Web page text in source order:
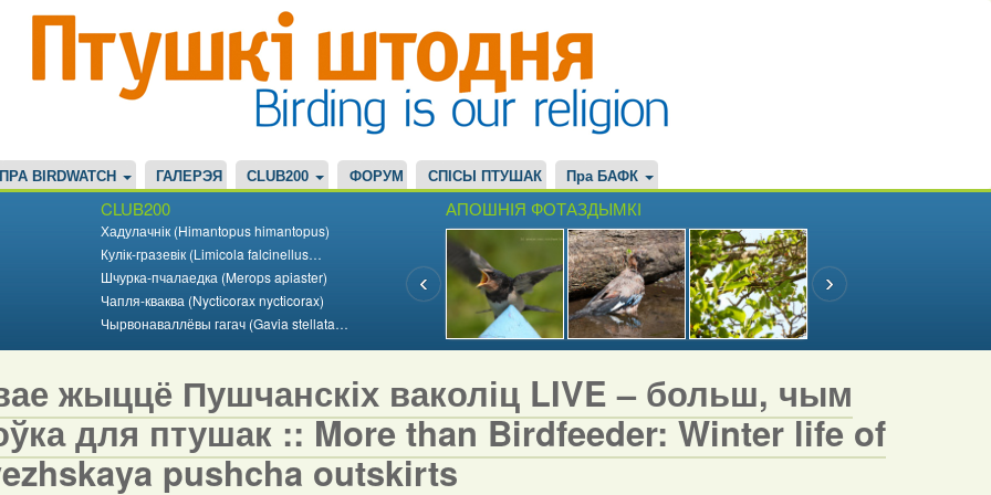
ПРА BIRDWATCH ГАЛЕРЭЯ CLUB200 ФОРУМ СПІСЫ ПТУШАК Пра БАФК
CLUB200
Хадулачнік (Himantopus himantopus)
Кулік-гразевік (Limicola falcinellus…
Шчурка-пчалаедка (Merops apiaster)
Чапля-кваква (Nycticorax nycticorax)
Чырвонаваллёвы гагач (Gavia stellata…
АПОШНІЯ ФОТАЗДЫМКІ
жыццё Пушчанскіх ваколіц LIVE – больш, чым
для птушак :: More than Birdfeeder: Winter life of
pushcha outskirts